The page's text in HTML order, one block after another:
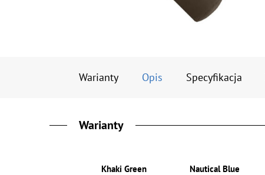
Warianty Opis Specyfikacja
Warianty
Khaki Green Nautical Blue